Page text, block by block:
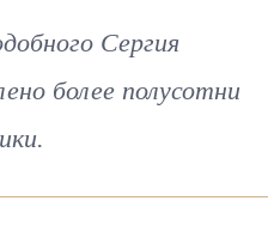
Сергия
более полусотни